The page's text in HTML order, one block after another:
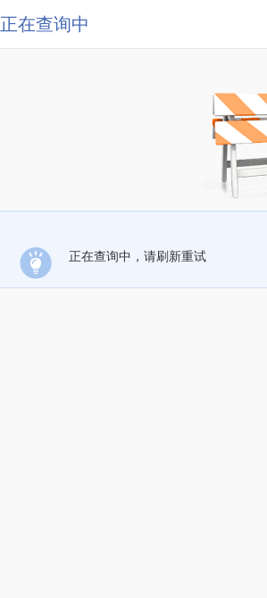
正在查询中
正在查询中，请刷新重试